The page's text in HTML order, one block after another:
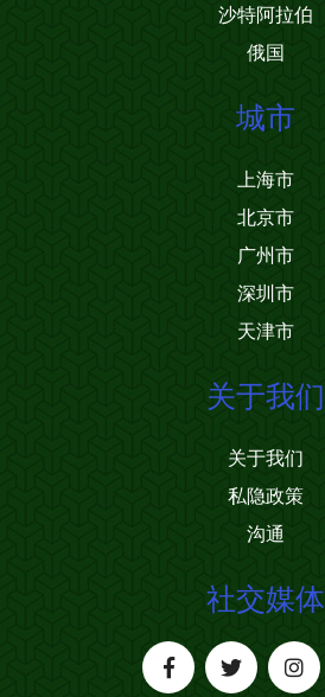
沙特阿拉伯
俄国
城市
上海市
北京市
广州市
深圳市
天津市
关于我们
关于我们
私隐政策
沟通
社交媒体